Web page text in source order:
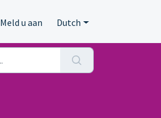
Meld u aan Dutch